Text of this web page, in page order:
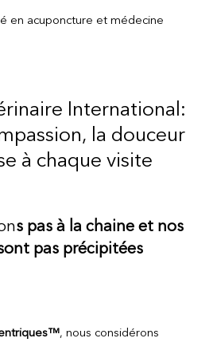
en acuponcture et médecine
International:
la douceur
à chaque visite
s pas à la chaine et nos
pas précipitées
, nous considérons